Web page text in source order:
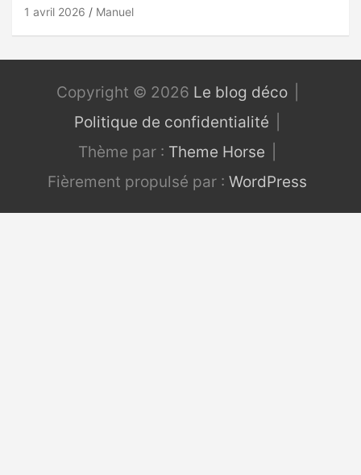
1 avril 2026 Manuel
Copyright © 2026 Le blog déco
Politique de confidentialité
Thème par : Theme Horse
Fièrement propulsé par : WordPress